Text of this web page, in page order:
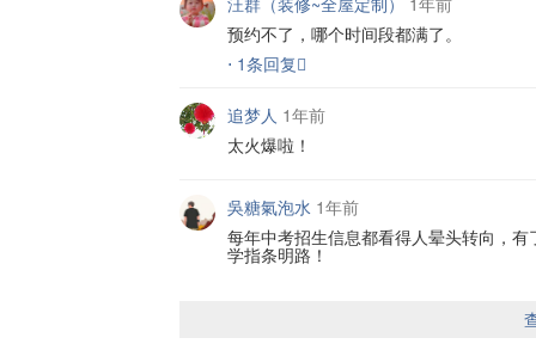
预约不了，哪个时间段都满了。
⋅ 1条回复
追梦人 1年前
太火爆啦！
吳糖氣泡水 1年前
每年中考招生信息都看得人晕头转向，
学指条明路！